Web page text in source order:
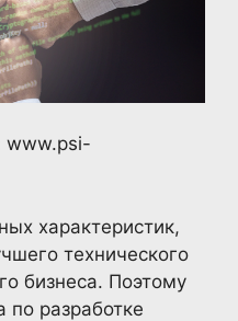
www.psi-
характеристик,
технического
бизнеса. Поэтому
по разработке